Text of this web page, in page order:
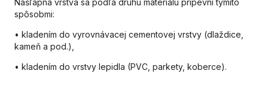
Nášľapná vrstva sa podľa druhu materiálu pripevní týmito
spôsobmi:
• kladením do vyrovnávacej cementovej vrstvy (dlaždice,
kameň a pod.),
• kladením do vrstvy lepidla (PVC, parkety, koberce).